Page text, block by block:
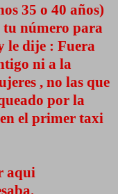
35 o 40 años)
tu número para
le dije : Fuera
ni a la
, no las que
por la
el primer taxi
aqui